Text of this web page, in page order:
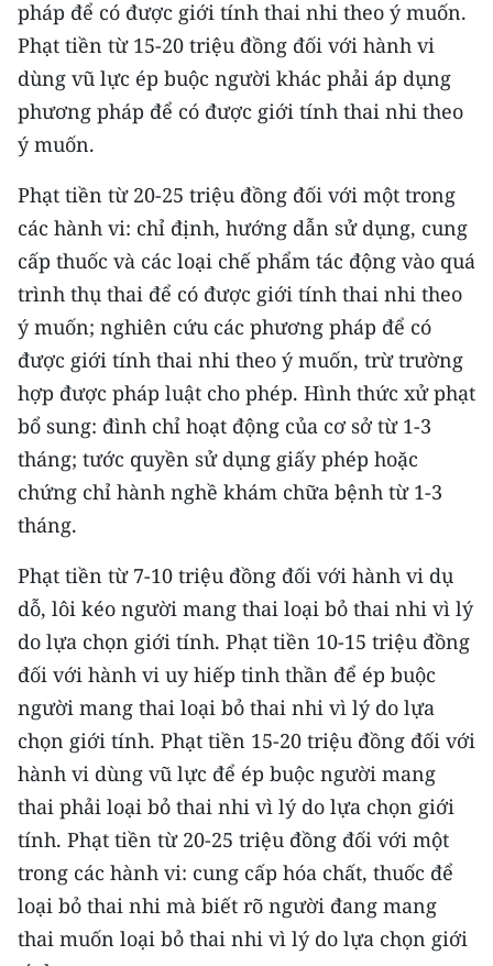
TIN ĐỊA PHƯƠNG
Trung du và miền núi phía Bắc
Đồng bằng sông Hồng
Bắc Trung Bộ
Duyên hải Nam Trung Bộ và Tây
Nguyên
Đông Nam Bộ
Đồng bằng sông Cửu Long
Chuyên trang Hà Nội
Chuyên trang TP. Hồ Chí Minh
CHUYÊN ĐỀ
CÁC CHUYÊN TRANG
VỀ BÁO NHÂN DÂN
THỜI NAY
NHÂN DÂN CUỐI TUẦN
NHÂN DÂN HẰNG THÁNG
MUA BÁO
ĐỌC BÁO IN
pháp để có được giới tính thai nhi theo ý muốn.
Phạt tiền từ 15-20 triệu đồng đối với hành vi
dùng vũ lực ép buộc người khác phải áp dụng
phương pháp để có được giới tính thai nhi theo
ý muốn.
Phạt tiền từ 20-25 triệu đồng đối với một trong
các hành vi: chỉ định, hướng dẫn sử dụng, cung
cấp thuốc và các loại chế phẩm tác động vào quá
trình thụ thai để có được giới tính thai nhi theo
ý muốn; nghiên cứu các phương pháp để có
được giới tính thai nhi theo ý muốn, trừ trường
hợp được pháp luật cho phép. Hình thức xử phạt
bổ sung: đình chỉ hoạt động của cơ sở từ 1-3
tháng; tước quyền sử dụng giấy phép hoặc
chứng chỉ hành nghề khám chữa bệnh từ 1-3
tháng.
Phạt tiền từ 7-10 triệu đồng đối với hành vi dụ
dỗ, lôi kéo người mang thai loại bỏ thai nhi vì lý
do lựa chọn giới tính. Phạt tiền 10-15 triệu đồng
đối với hành vi uy hiếp tinh thần để ép buộc
người mang thai loại bỏ thai nhi vì lý do lựa
chọn giới tính. Phạt tiền 15-20 triệu đồng đối với
hành vi dùng vũ lực để ép buộc người mang
thai phải loại bỏ thai nhi vì lý do lựa chọn giới
tính. Phạt tiền từ 20-25 triệu đồng đối với một
trong các hành vi: cung cấp hóa chất, thuốc để
loại bỏ thai nhi mà biết rõ người đang mang
thai muốn loại bỏ thai nhi vì lý do lựa chọn giới